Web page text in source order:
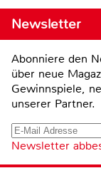
Newsletter
Abonniere den
über neue
Gewinnspiele,
unserer Partner.
Newsletter